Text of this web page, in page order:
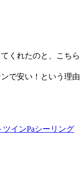
くれたのと、こちら
で安い！という理由
インPaシーリング